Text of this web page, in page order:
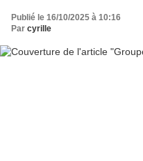
Publié le 16/10/2025 à 10:16
Par cyrille